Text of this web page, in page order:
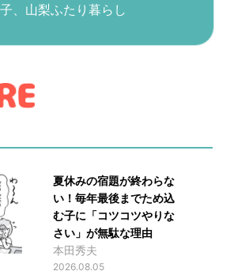
、山梨ふたり暮らし
夏休みの宿題が終わらな
い！毎年最後までため込
む子に「コツコツやりな
さい」が無駄な理由
本田秀夫
2026.08.05